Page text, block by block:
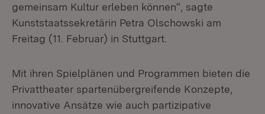
gemeinsam Kultur erleben können“, sagte
Kunststaatssekretärin Petra Olschowski am
Freitag (11. Februar) in Stuttgart.
Mit ihren Spielplänen und Programmen bieten die
Privattheater spartenübergreifende Konzepte,
innovative Ansätze wie auch partizipative